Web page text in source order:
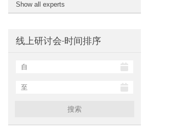
Show all experts
线上研讨会-时间排序
搜索